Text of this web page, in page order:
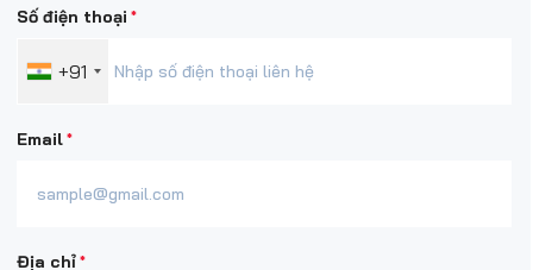
Email*
Số điện thoại *
+91
Địa chỉ*